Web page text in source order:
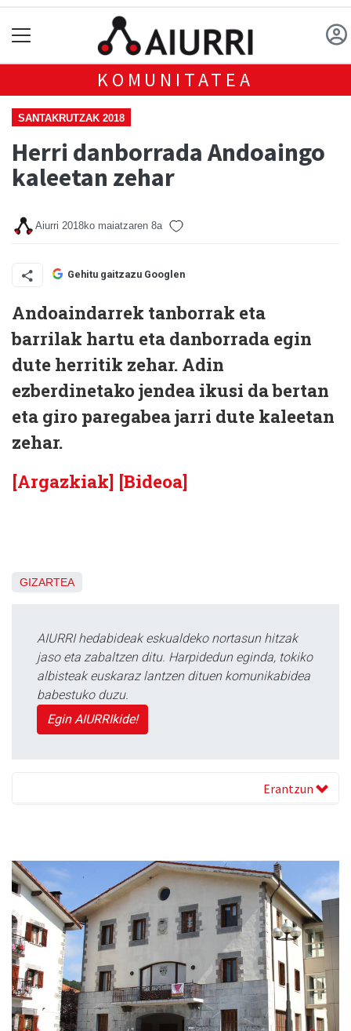
KOMUNITATEA
SANTAKRUTZAK 2018
Herri danborrada Andoaingo
kaleetan zehar
Aiurri 2018ko maiatzaren 8a
Gehitu gaitzazu Googlen
Andoaindarrek tanborrak eta
barrilak hartu eta danborrada egin
dute herritik zehar. Adin
ezberdinetako jendea ikusi da bertan
eta giro paregabea jarri dute kaleetan
zehar.
[Argazkiak] [Bideoa]
GIZARTEA
AIURRI hedabideak eskualdeko nortasun hitzak
jaso eta zabaltzen ditu. Harpidedun eginda, tokiko
albisteak euskaraz lantzen dituen komunikabidea
babestuko duzu.
Egin AIURRIkide!
Erantzun